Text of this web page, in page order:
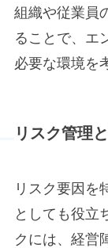
組織や従業員
ることで、エ
必要な環境を
リスク管理
リスク要因を
としても役立
クには、経営